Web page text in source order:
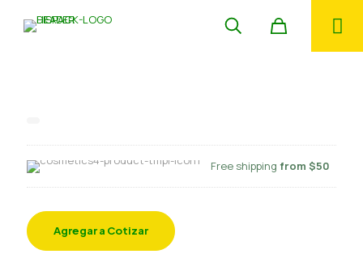
Free shipping from $50
Agregar a Cotizar